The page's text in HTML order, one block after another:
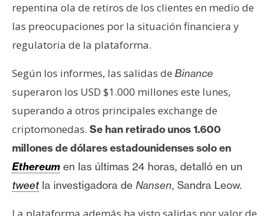
A
n
á
i
i
s
N
o
t
repentina ola de retiros de los clientes en medio de
las preocupaciones por la situación financiera y
regulatoria de la plataforma.
Según los informes, las salidas de Binance
superaron los USD $1.000 millones este lunes,
superando a otros principales exchange de
criptomonedas. Se han retirado unos 1.600
millones de dólares estadounidenses solo en
Ethereum en las últimas 24 horas, detalló en un
tweet la investigadora de Nansen, Sandra Leow.